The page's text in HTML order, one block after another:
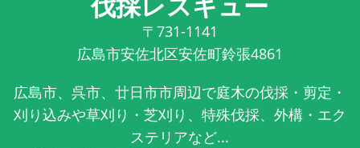
〒731-1141
広島市安佐北区安佐町鈴張4861
広島市、呉市、廿日市市周辺で庭木の伐採・剪定・
刈り込みや草刈り・芝刈り、特殊伐採、外構・エク
ステリアなど...